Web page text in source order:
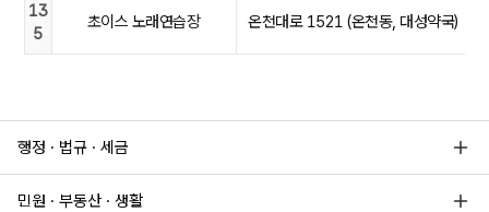
13
5
초이스 노래연습장 온천대로 1521 (온천동, 대성약국)
행정 · 법규 · 세금
민원 · 부동산 · 생활